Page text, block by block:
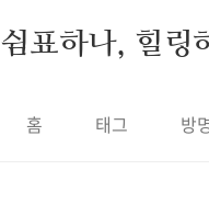
쉼표하나, 힐링
홈 태그 방